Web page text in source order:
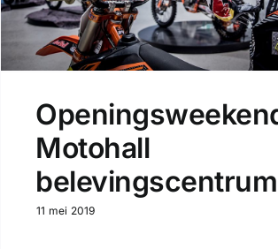
Motohall
belevingscentrum
11 mei 2019